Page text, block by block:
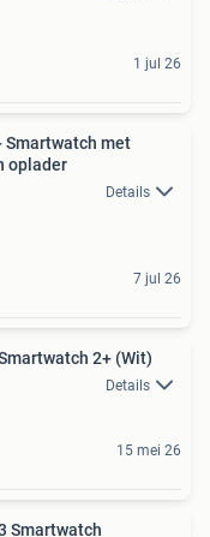
1 jul 26
Smartwatch met
oplader
Details
7 jul 26
2+ (Wit)
Details
15 mei 26
Smartwatch